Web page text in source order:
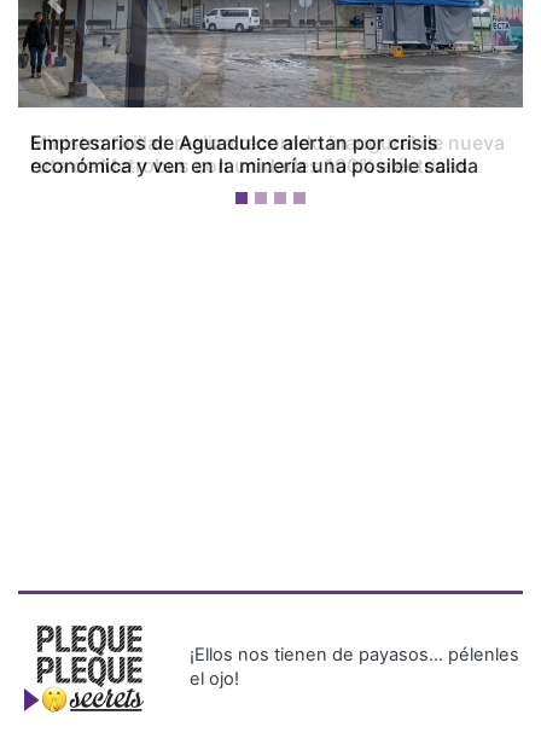
Empresarios de Aguadulce alertan por crisis
económica y ven en la minería una posible salida
Previous Next
¡Ellos nos tienen de payasos… pélenles
el ojo!